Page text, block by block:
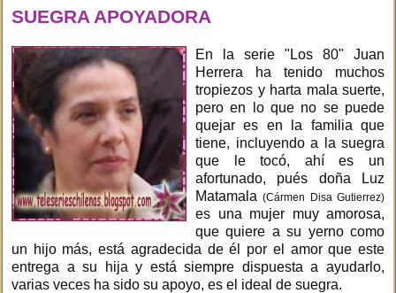
SUEGRA APOYADORA
En la serie "Los 80" Juan
Herrera ha tenido muchos
tropiezos y harta mala suerte,
pero en lo que no se puede
quejar es en la familia que
tiene, incluyendo a la suegra
que le tocó, ahí es un
afortunado, pués doña Luz
Matamala(Cármen Disa Gutierrez)
es una mujer muy amorosa,
que quiere a su yerno como
un hijo más, está agradecida de él por el amor que este
entrega a su hija y está siempre dispuesta a ayudarlo,
varias veces ha sido su apoyo, es el ideal de suegra.